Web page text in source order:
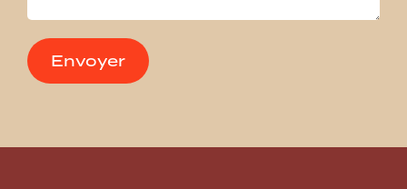
Envoyer